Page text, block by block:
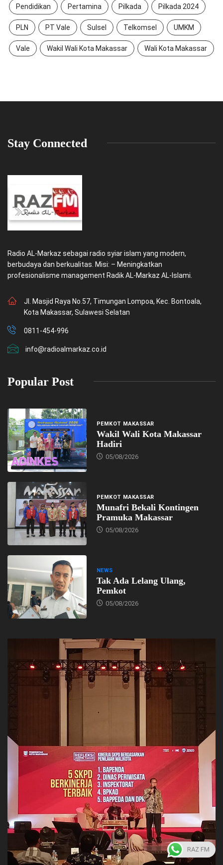
Pendidikan Pertamina Pilkada Pilkada 2024
PLN PT Vale Sulsel Telkomsel UMKM
Vale Wakil Wali Kota Makassar Wali Kota Makassar
Stay Connected
Radio AL-Markaz sebagai radio syiar islam yang modern,
berbudaya dan berkualitas. Misi: – Meningkatkan
profesionalisme management Radik AL-Markaz AL-Islami.
Jl. Masjid Raya No.57, Timungan Lompoa, Kec. Bontoala,
Kota Makassar, Sulawesi Selatan
0811-454-996
info@radioalmarkaz.co.id
Popular Post
PEMKOT MAKASSAR
Wakil Wali Kota Makassar
Hadiri
05/08/2026
PEMKOT MAKASSAR
Munafri Bekali Kontingen
Pramuka Makassar
05/08/2026
NEWS
Tak Ada Lelang Ulang,
Pemkot
05/08/2026
RAZ FM